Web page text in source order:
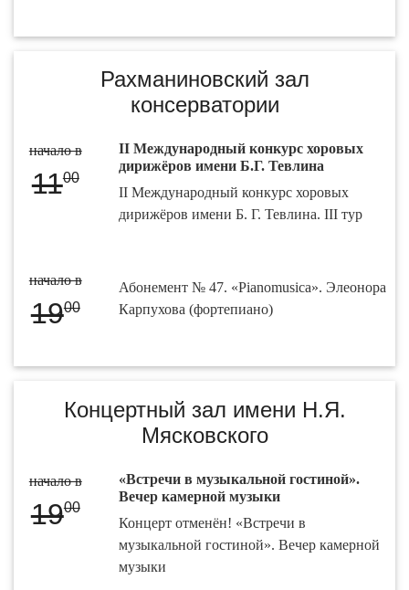
Рахманиновский зал
консерватории
начало в
1100
II Международный конкурс хоровых
дирижёров имени Б.Г. Тевлина
II Международный конкурс хоровых
дирижёров имени Б. Г. Тевлина. III тур
начало в
1900
Абонемент № 47. «Pianomusica». Элеонора
Карпухова (фортепиано)
Концертный зал имени Н.Я.
Мясковского
начало в
1900
«Встречи в музыкальной гостиной».
Вечер камерной музыки
Концерт отменён! «Встречи в
музыкальной гостиной». Вечер камерной
музыки